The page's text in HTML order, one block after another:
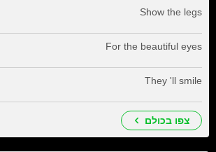
Show the legs
For the beautiful eyes
They 'll smile
צפו בכולם